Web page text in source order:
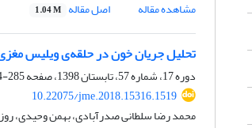
مشاهده مقاله
اصل مقاله 1.04 M
تحلیل جریان خون در حلقه‌ی ویلیس
دوره 17، شماره 57، تابستان 1398، صفحه
285-294
10.22075/jme.2018.15316.1519
محمد رضا سلطانی صدرآبادی، بهمن وحیدی،